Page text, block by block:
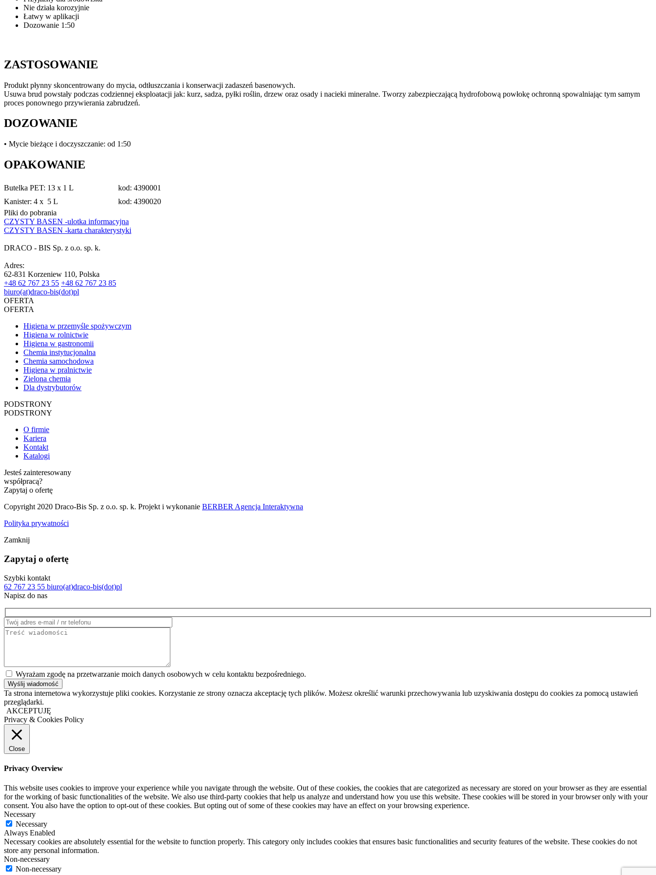
Nie działa korozyjnie
Łatwy w aplikacji
Dozowanie 1:50
ZASTOSOWANIE
Produkt płynny skoncentrowany do mycia, odtłuszczania i konserwacji zadaszeń basenowych.
Usuwa brud powstały podczas codziennej eksploatacji jak: kurz, sadza, pyłki roślin, drzew oraz osady i nacieki mineralne. Tworzy zabezpieczającą hydrofobową powłokę ochronną spowalniając tym samym
proces ponownego przywierania zabrudzeń.
DOZOWANIE
• Mycie bieżące i doczyszczanie: od 1:50
OPAKOWANIE
Butelka PET: 13 x 1 L
kod: 4390001
Kanister: 4 x 5 L
kod: 4390020
Pliki do pobrania
CZYSTY BASEN -ulotka informacyjna
CZYSTY BASEN -karta charakterystyki
DRACO - BIS Sp. z o.o. sp. k.
Adres:
62-831 Korzeniew 110, Polska
+48 62 767 23 55 +48 62 767 23 85
biuro(at)draco-bis(dot)pl
OFERTA
OFERTA
Higiena w przemyśle spożywczym
Higiena w rolnictwie
Higiena w gastronomii
Chemia instytucjonalna
Chemia samochodowa
Higiena w pralnictwie
Zielona chemia
Dla dystrybutorów
PODSTRONY
PODSTRONY
O firmie
Kariera
Kontakt
Katalogi
Jesteś zainteresowany
współpracą?
Zapytaj o ofertę
Copyright 2020 Draco-Bis Sp. z o.o. sp. k. Projekt i wykonanie BERBER Agencja Interaktywna
Polityka prywatności
Zamknij
Zapytaj o ofertę
Szybki kontakt
62 767 23 55 biuro(at)draco-bis(dot)pl
Napisz do nas
Wyrażam zgodę na przetwarzanie moich danych osobowych w celu kontaktu bezpośredniego.
Ta strona internetowa wykorzystuje pliki cookies. Korzystanie ze strony oznacza akceptację tych plików. Możesz określić warunki przechowywania lub uzyskiwania dostępu do cookies za pomocą ustawień
przeglądarki.
AKCEPTUJĘ
Privacy & Cookies Policy
Close
Privacy Overview
This website uses cookies to improve your experience while you navigate through the website. Out of these cookies, the cookies that are categorized as necessary are stored on your browser as they are essential
for the working of basic functionalities of the website. We also use third-party cookies that help us analyze and understand how you use this website. These cookies will be stored in your browser only with your
consent. You also have the option to opt-out of these cookies. But opting out of some of these cookies may have an effect on your browsing experience.
Necessary
Necessary
Always Enabled
Necessary cookies are absolutely essential for the website to function properly. This category only includes cookies that ensures basic functionalities and security features of the website. These cookies do not
store any personal information.
Non-necessary
Non-necessary